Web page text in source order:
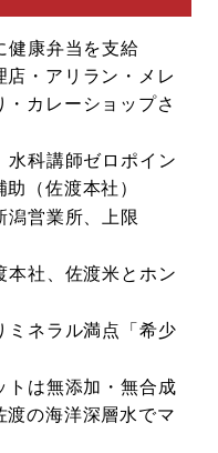
健康弁当を支給
店・アリラン・メレ
カレーショップさ
水科講師ゼロポイン
（佐渡本社）
潟営業所、上限
本社、佐渡米とホン
ミネラル満点「希少
トは無添加・無合成
渡の海洋深層水でマ